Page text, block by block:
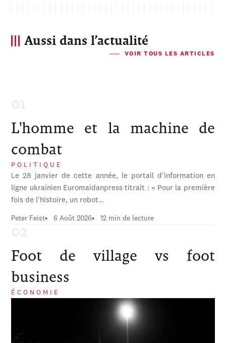
Aussi dans l’actualité
VOIR TOUS LES ARTICLES
L'homme et la machine de
combat
POLITIQUE
Le 28 janvier de cette année, le portail d'information en
ligne ukrainien Euromaidanpress titrait : « Pour la première
fois de l'histoire, un robot…
Peter Feist 6 Août 2026 12 min de lecture
Foot de village vs foot
business
ÉCONOMIE